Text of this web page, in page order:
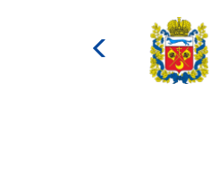
Министерство
культуры
Российской